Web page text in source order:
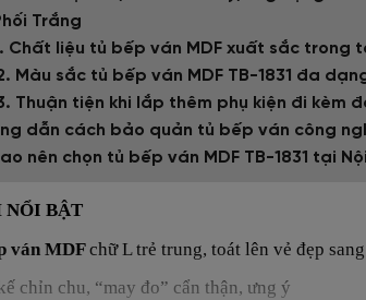
Trắng
Chất liệu tủ bếp ván MDF xuất sắc trong
Màu sắc tủ bếp ván MDF TB-1831 đa
Thuận tiện khi lắp thêm phụ kiện đi kèm
dẫn cách bảo quản tủ bếp ván công
nên chọn tủ bếp ván MDF TB-1831 tại
BẬT
ván MDFchữ L trẻ trung, toát lên vẻ đẹp
chỉn chu, “may đo” cẩn thận, ưng ý